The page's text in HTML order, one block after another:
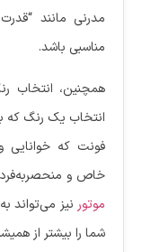
مدرنی مانند “قدرت
مناسبی باشد.
همچنین، انتخاب
انتخاب یک رنگ که
فونت که خوانایی
خاص و منحصربه‌فرد
موتور نیز
شما را بیشتر از